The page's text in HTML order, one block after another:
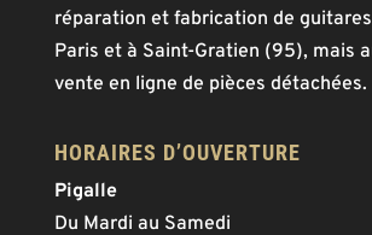
réparation et fabrication de
Paris et à Saint-Gratien (95), mais
vente en ligne de pièces détachées.
HORAIRES D’OUVERTURE
Pigalle
Du Mardi au Samedi